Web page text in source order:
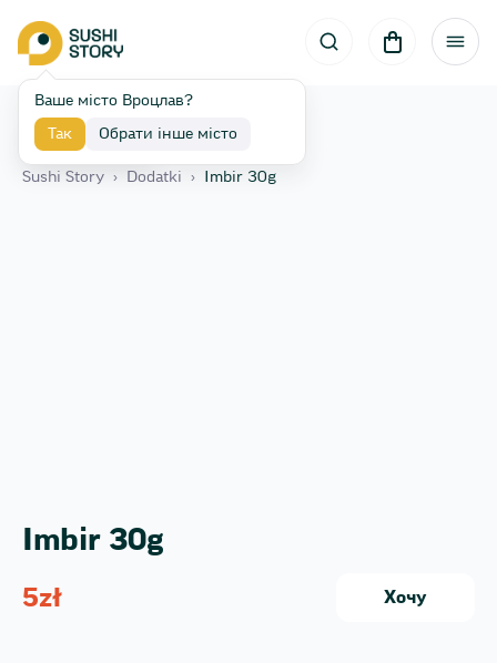
Ваше місто Вроцлав?
Так Обрати інше місто
Назад
Sushi Story › Dodatki › Imbir 30g
Imbir 30g
5zł Хочу